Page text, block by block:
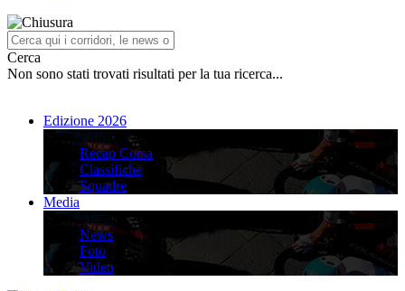
Cerca
Non sono stati trovati risultati per la tua ricerca...
Edizione 2026
Edizione 2026
Recap Corsa
Classifiche
Squadre
Media
Media
News
Foto
Video